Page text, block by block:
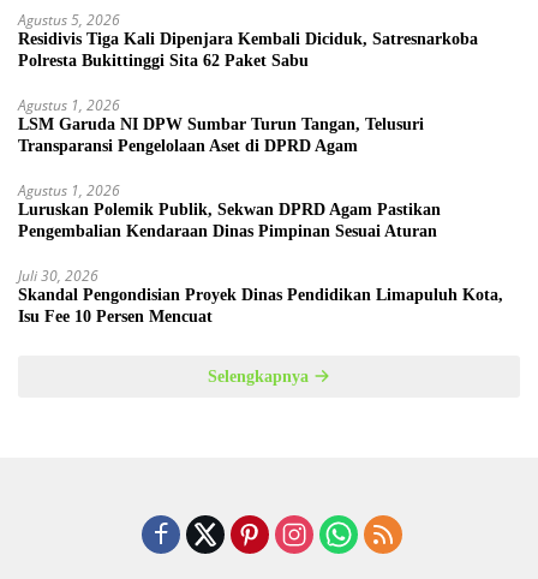
Agustus 5, 2026
Residivis Tiga Kali Dipenjara Kembali Diciduk, Satresnarkoba
Polresta Bukittinggi Sita 62 Paket Sabu
Agustus 1, 2026
LSM Garuda NI DPW Sumbar Turun Tangan, Telusuri
Transparansi Pengelolaan Aset di DPRD Agam
Agustus 1, 2026
Luruskan Polemik Publik, Sekwan DPRD Agam Pastikan
Pengembalian Kendaraan Dinas Pimpinan Sesuai Aturan
Juli 30, 2026
Skandal Pengondisian Proyek Dinas Pendidikan Limapuluh Kota,
Isu Fee 10 Persen Mencuat
Selengkapnya